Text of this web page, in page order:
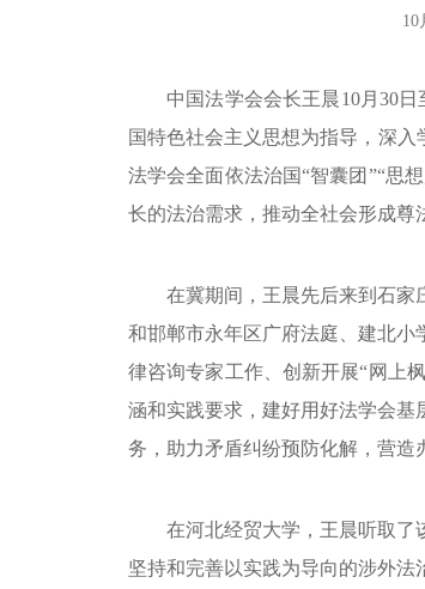
10
中国法学会会长王晨10月30
国特色社会主义思想为指导，深
法学会全面依法治国“智囊团”“思
长的法治需求，推动全社会形成尊
在冀期间，王晨先后来到石家
和邯郸市永年区广府法庭、建北
律咨询专家工作、创新开展“网上
涵和实践要求，建好用好法学会基
务，助力矛盾纠纷预防化解，营造
在河北经贸大学，王晨听取了
坚持和完善以实践为导向的涉外法